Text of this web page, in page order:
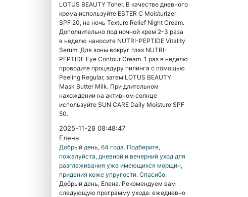
LOTUS BEAUTY Toner. В качестве дневного
крема используйте ESTER C Moisturizer
SPF 20, на ночь Texture Relief Night Cream.
Дополнительно под ночной крем 2-3 раза
в неделю наносите NUTRI-PEPTIDE Vitality
Serum. Для зоны вокруг глаз NUTRI-
PEPTIDE Eye Contour Cream. 1 раз в неделю
проводите процедуру пилинга с помощью
Peeling Regular, затем LOTUS BEAUTY
Mask Butter Milk. При длительном
нахождении на активном солнце
используйте SUN CARE Daily Moisture SPF
50.
2025-11-28 08:48:47
Елена
Добрый день, 64 года. Подберите,
пожалуйста, дневной и вечерний уход для
разглаживания уже имеющихся морщин,
придания коже упругости. Спасибо.
Добрый день, Елена. Рекомендуем вам
следующую программу ухода: ежедневно